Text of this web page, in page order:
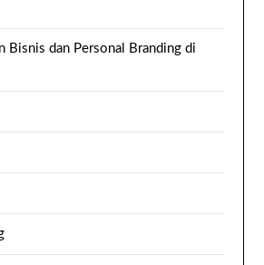
Bisnis dan Personal Branding di